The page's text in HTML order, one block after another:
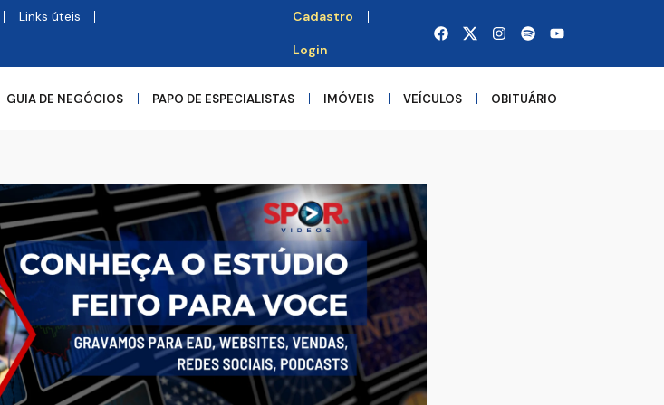
Links úteis Cadastro
Login
GUIA DE NEGÓCIOS PAPO DE ESPECIALISTAS IMÓVEIS VEÍCULOS OBITUÁRIO